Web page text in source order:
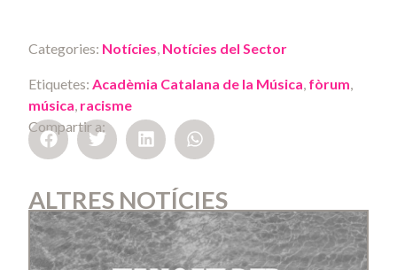
Categories: Notícies Notícies del Sector
Etiquetes: Acadèmia Catalana de la Música fòrum
música racisme
Compartir a:
ALTRES NOTÍCIES